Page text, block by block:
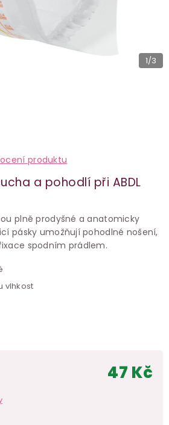
1/3
produktu
a pohodlí při ABDL
plně prodyšné a anatomicky
pásky umožňují pohodlné nošení,
spodním prádlem.
vlhkost
47 Kč